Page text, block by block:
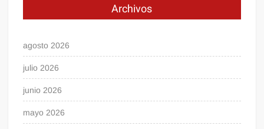
Archivos
agosto 2026
julio 2026
junio 2026
mayo 2026